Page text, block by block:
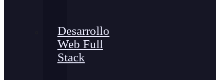
Desarrollo
Web Full
Stack